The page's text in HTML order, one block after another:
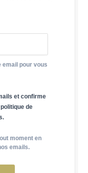
email pour vous
et confirme
de
moment en
emails.